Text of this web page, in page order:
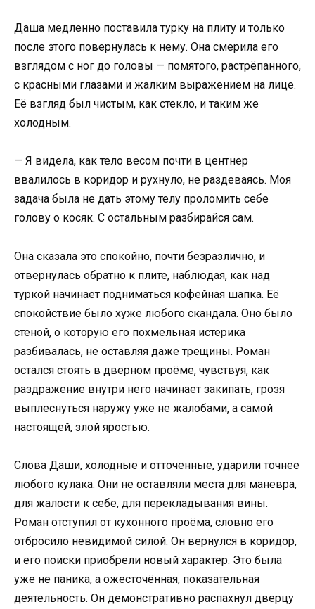
Даша медленно поставила турку на плиту и только
после этого повернулась к нему. Она смерила его
взглядом с ног до головы — помятого, растрёпанного,
с красными глазами и жалким выражением на лице.
Её взгляд был чистым, как стекло, и таким же
холодным.
— Я видела, как тело весом почти в центнер
ввалилось в коридор и рухнуло, не раздеваясь. Моя
задача была не дать этому телу проломить себе
голову о косяк. С остальным разбирайся сам.
Она сказала это спокойно, почти безразлично, и
отвернулась обратно к плите, наблюдая, как над
туркой начинает подниматься кофейная шапка. Её
спокойствие было хуже любого скандала. Оно было
стеной, о которую его похмельная истерика
разбивалась, не оставляя даже трещины. Роман
остался стоять в дверном проёме, чувствуя, как
раздражение внутри него начинает закипать, грозя
выплеснуться наружу уже не жалобами, а самой
настоящей, злой яростью.
Слова Даши, холодные и отточенные, ударили точнее
любого кулака. Они не оставляли места для манёвра,
для жалости к себе, для перекладывания вины.
Роман отступил от кухонного проёма, словно его
отбросило невидимой силой. Он вернулся в коридор,
и его поиски приобрели новый характер. Это была
уже не паника, а ожесточённая, показательная
деятельность. Он демонстративно распахнул дверцу